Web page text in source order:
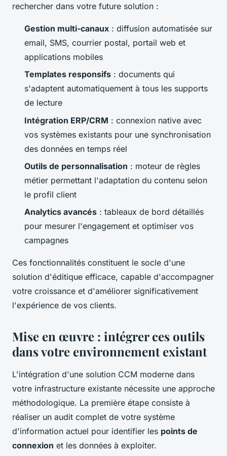
rechercher dans votre future solution :
Gestion multi-canaux : diffusion automatisée sur
email, SMS, courrier postal, portail web et
applications mobiles
Templates responsifs : documents qui
s'adaptent automatiquement à tous les supports
de lecture
Intégration ERP/CRM : connexion native avec
vos systèmes existants pour une synchronisation
des données en temps réel
Outils de personnalisation : moteur de règles
métier permettant l'adaptation du contenu selon
le profil client
Analytics avancés : tableaux de bord détaillés
pour mesurer l'engagement et optimiser vos
campagnes
Ces fonctionnalités constituent le socle d'une
solution d'éditique efficace, capable d'accompagner
votre croissance et d'améliorer significativement
l'expérience de vos clients.
Mise en œuvre : intégrer ces outils
dans votre environnement existant
L'intégration d'une solution CCM moderne dans
votre infrastructure existante nécessite une approche
méthodologique. La première étape consiste à
réaliser un audit complet de votre système
d'information actuel pour identifier les points de
connexion et les données à exploiter.